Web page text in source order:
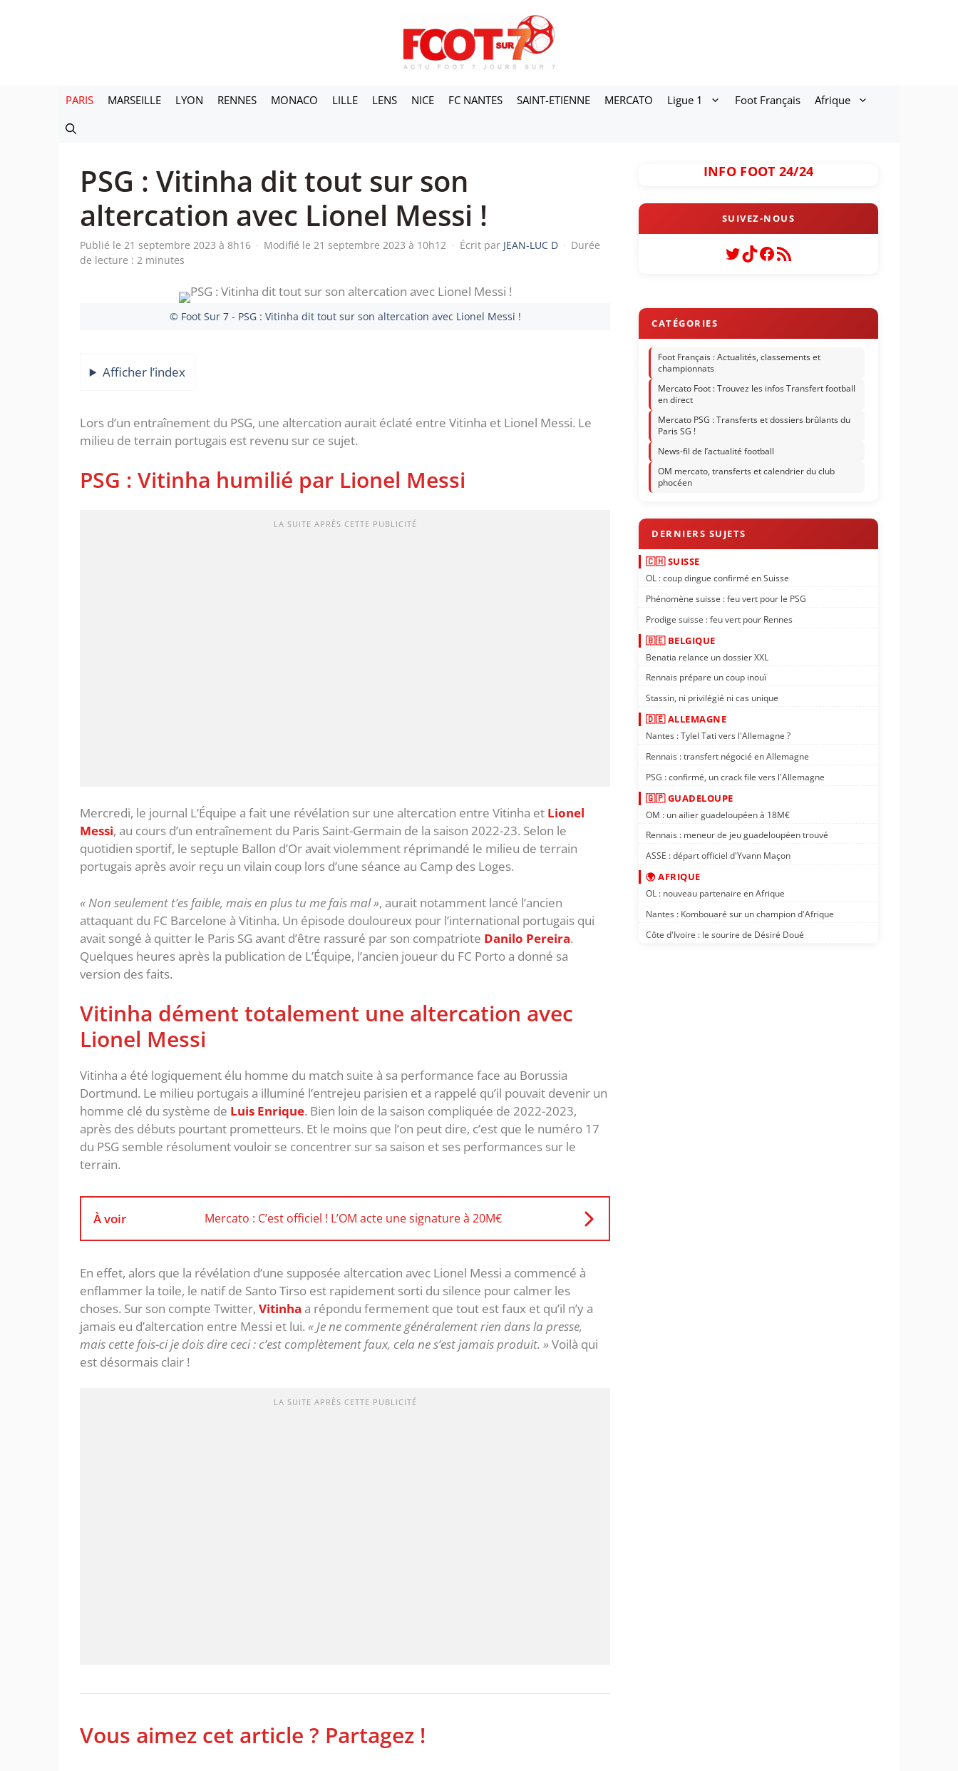
PARIS MARSEILLE LYON RENNES MONACO LILLE LENS NICE FC NANTES SAINT-ETIENNE MERCATO Ligue 1 Foot Français Afrique
PSG : Vitinha dit tout sur son
altercation avec Lionel Messi !
Publié le 21 septembre 2023 à 8h16 · Modifié le 21 septembre 2023 à 10h12 · Écrit par JEAN-LUC D · Durée
de lecture : 2 minutes
© Foot Sur 7 - PSG : Vitinha dit tout sur son altercation avec Lionel Messi !
Afficher l’index
Lors d’un entraînement du PSG, une altercation aurait éclaté entre Vitinha et Lionel Messi. Le
milieu de terrain portugais est revenu sur ce sujet.
PSG : Vitinha humilié par Lionel Messi
LA SUITE APRÈS CETTE PUBLICITÉ
Mercredi, le journal L’Équipe a fait une révélation sur une altercation entre Vitinha et Lionel
Messi, au cours d’un entraînement du Paris Saint-Germain de la saison 2022-23. Selon le
quotidien sportif, le septuple Ballon d’Or avait violemment réprimandé le milieu de terrain
portugais après avoir reçu un vilain coup lors d’une séance au Camp des Loges.
« Non seulement t’es faible, mais en plus tu me fais mal », aurait notamment lancé l’ancien
attaquant du FC Barcelone à Vitinha. Un épisode douloureux pour l’international portugais qui
avait songé à quitter le Paris SG avant d’être rassuré par son compatriote Danilo Pereira.
Quelques heures après la publication de L’Équipe, l’ancien joueur du FC Porto a donné sa
version des faits.
Vitinha dément totalement une altercation avec
Lionel Messi
Vitinha a été logiquement élu homme du match suite à sa performance face au Borussia
Dortmund. Le milieu portugais a illuminé l’entrejeu parisien et a rappelé qu’il pouvait devenir un
homme clé du système de Luis Enrique. Bien loin de la saison compliquée de 2022-2023,
après des débuts pourtant prometteurs. Et le moins que l’on peut dire, c’est que le numéro 17
du PSG semble résolument vouloir se concentrer sur sa saison et ses performances sur le
terrain.
À voir Mercato : C’est officiel ! L’OM acte une signature à 20M€
En effet, alors que la révélation d’une supposée altercation avec Lionel Messi a commencé à
enflammer la toile, le natif de Santo Tirso est rapidement sorti du silence pour calmer les
choses. Sur son compte Twitter, Vitinha a répondu fermement que tout est faux et qu’il n’y a
jamais eu d’altercation entre Messi et lui. « Je ne commente généralement rien dans la presse,
mais cette fois-ci je dois dire ceci : c’est complètement faux, cela ne s’est jamais produit. » Voilà qui
est désormais clair !
LA SUITE APRÈS CETTE PUBLICITÉ
Vous aimez cet article ? Partagez !
INFO FOOT 24/24
Twitter
TikTok
Facebook
Flux RSS
Foot Français : Actualités, classements et
championnats
Mercato Foot : Trouvez les infos Transfert football
en direct
Mercato PSG : Transferts et dossiers brûlants du
Paris SG !
News-fil de l’actualité football
OM mercato, transferts et calendrier du club
phocéen
🇨🇭 SUISSE
OL : coup dingue confirmé en Suisse
Phénomène suisse : feu vert pour le PSG
Prodige suisse : feu vert pour Rennes
🇧🇪 BELGIQUE
Benatia relance un dossier XXL
Rennais prépare un coup inouï
Stassin, ni privilégié ni cas unique
🇩🇪 ALLEMAGNE
Nantes : Tylel Tati vers l'Allemagne ?
Rennais : transfert négocié en Allemagne
PSG : confirmé, un crack file vers l'Allemagne
🇬🇵 GUADELOUPE
OM : un ailier guadeloupéen à 18M€
Rennais : meneur de jeu guadeloupéen trouvé
ASSE : départ officiel d'Yvann Maçon
🌍 AFRIQUE
OL : nouveau partenaire en Afrique
Nantes : Kombouaré sur un champion d'Afrique
Côte d'Ivoire : le sourire de Désiré Doué